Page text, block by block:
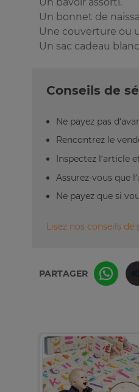
Un bonnet de
Une couverture ou
Un sac cadeau
Conseils de
Ne payez pas
Rencontrez le
Inspectez l’article
Assurez-vous que
Ne payez que si
Lisez nos conseils de
PARTAGER